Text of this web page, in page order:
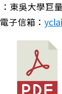
東吳大學巨
子信箱：